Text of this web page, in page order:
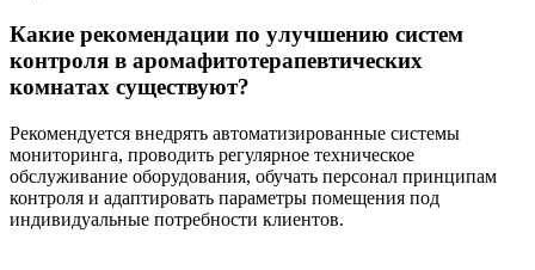
Какие рекомендации по улучшению систем
контроля в аромафитотерапевтических
комнатах существуют?
Рекомендуется внедрять автоматизированные системы
мониторинга, проводить регулярное техническое
обслуживание оборудования, обучать персонал принципам
контроля и адаптировать параметры помещения под
индивидуальные потребности клиентов.